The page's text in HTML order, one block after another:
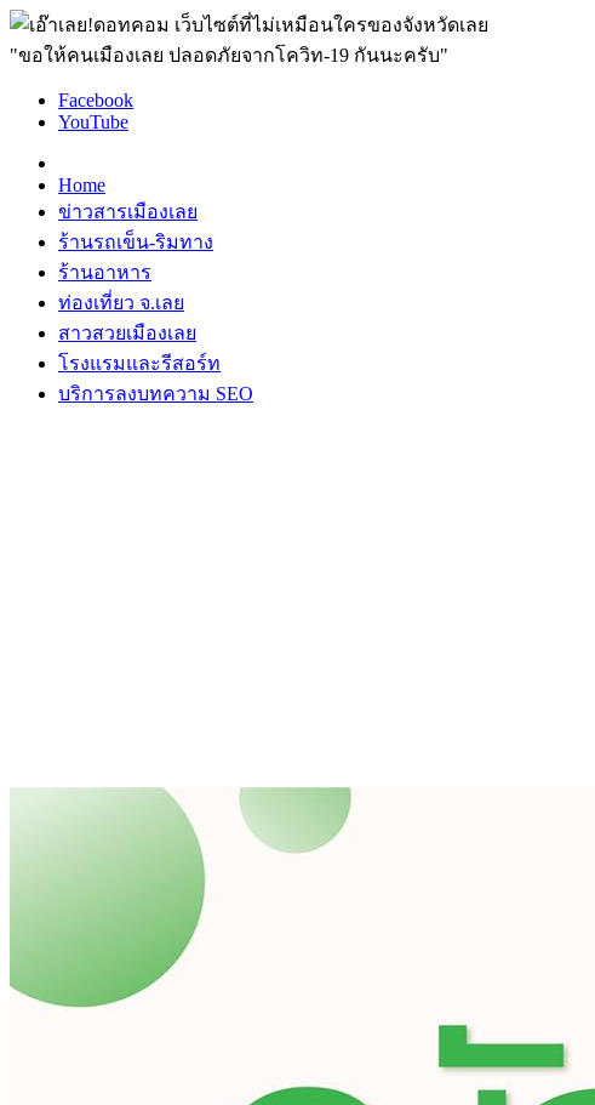
"ขอให้คนเมืองเลย ปลอดภัยจากโควิท-19 กันนะครับ"
Facebook
YouTube
Home
ข่าวสารเมืองเลย
ร้านรถเข็น-ริมทาง
ร้านอาหาร
ท่องเที่ยว จ.เลย
สาวสวยเมืองเลย
โรงแรมและรีสอร์ท
บริการลงบทความ SEO